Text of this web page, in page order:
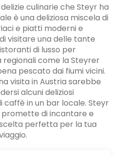
culinarie che Steyr ha
è una deliziosa miscela di
e piatti moderni e
visitare una delle tante
di lusso per
regionali come la Steyrer
pescato dai fiumi vicini.
visita in Austria sarebbe
alcuni deliziosi
caffè in un bar locale. Steyr
promette di incantare e
perfetta per la tua